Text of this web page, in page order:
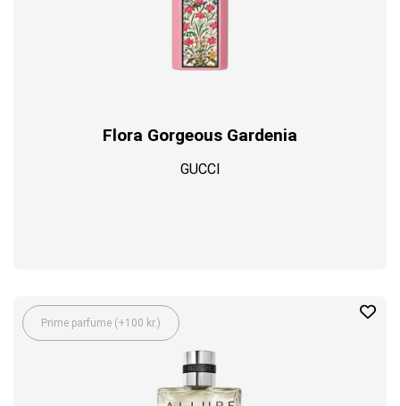
Flora Gorgeous Gardenia
GUCCI
Prime parfume (+100 kr.)